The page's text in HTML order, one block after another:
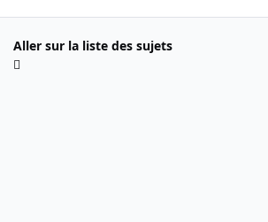
Aller sur la liste des sujets